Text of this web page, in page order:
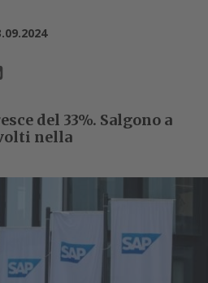
del 33%. Salgono a
nella